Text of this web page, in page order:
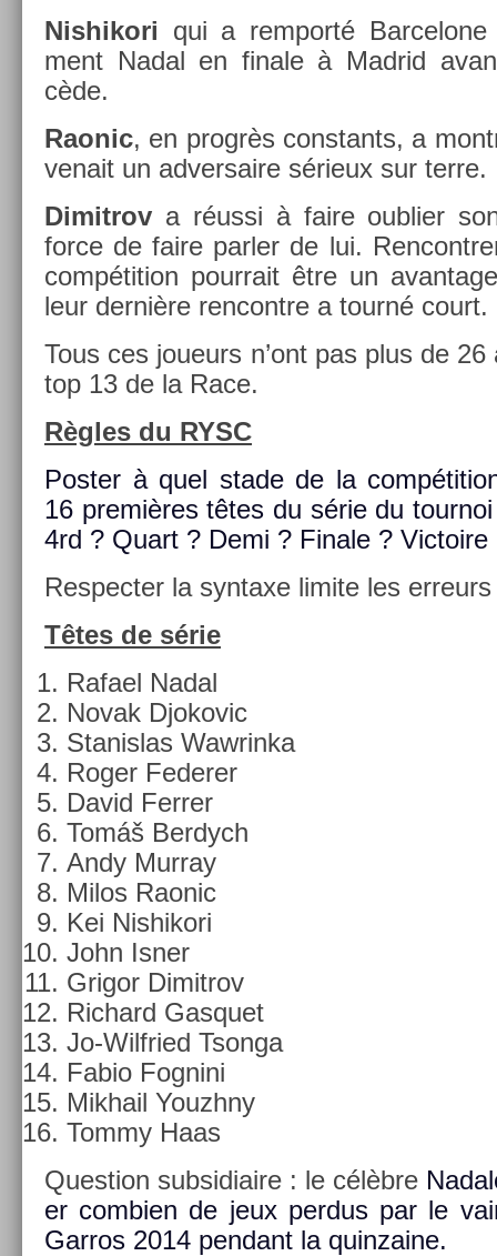
Nis­hikori qui a re­mporté
ment Nadal en fin­ale à Mad­rid
cède.
Raonic, en progrès con­stants, a
venait un ad­versaire sérieux sur terre.
Di­mit­rov a réussi à faire oub­li­er
force de faire parl­er de lui.
com­péti­tion pour­rait être un
leur dernière re­ncontre a tourné court.
Tous ces joueurs n’ont pas plus de
top 13 de la Race.
Règles du RYSC
Post­er à quel stade de la
16 premières têtes du série du
4rd ? Quart ? Demi ? Fin­ale ? Vic­toire
Re­spect­er la syn­taxe li­mite les
Têtes de série
Rafael Nadal
Novak Djokovic
Stanis­las Waw­rinka
Roger Feder­er
David Ferr­er
Tomáš Be­rdych
Andy Mur­ray
Milos Raonic
Kei Nis­hikori
John Isner
Grigor Di­mit­rov
Ric­hard Gas­quet
Jo-Wilfried Tson­ga
Fabio Fog­nini
Mik­hail Youzhny
Tommy Haas
Ques­tion sub­sidiaire : le célèbre
er com­bi­en de jeux per­dus par le
Garros 2014 pen­dant la quin­zaine.